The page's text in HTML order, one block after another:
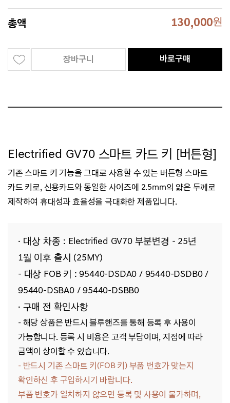
총액 130,000원
장바구니 바로구매
Electrified GV70 스마트 카드 키 [버튼형]
기존 스마트 키 기능을 그대로 사용할 수 있는 버튼형 스마트
카드 키로, 신용카드와 동일한 사이즈에 2.5mm의 얇은 두께로
제작하여 휴대성과 효율성을 극대화한 제품입니다.
· 대상 차종 : Electrified GV70부분변경 - 25년
1월 이후 출시 (25MY)
- 대상 FOB 키 : 95440-DSDA0 / 95440-DSDB0 /
95440-DSBA0 / 95440-DSBB0
· 구매 전 확인사항
- 해당 상품은 반드시 블루핸즈를 통해 등록 후 사용이
가능합니다. 등록 시 비용은 고객 부담이며, 지점에 따라
금액이 상이할 수 있습니다.
- 반드시 기존 스마트 키(FOB 키) 부품 번호가 맞는지
확인하신 후 구입하시기 바랍니다.
부품 번호가 일치하지 않으면 등록 및 사용이 불가하며,